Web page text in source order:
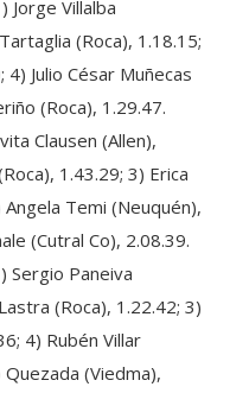
(Roca), 1.18.15;
Julio César Muñecas
(Roca), 1.29.47.
Clausen (Allen),
1.43.29; 3) Erica
Temi (Neuquén),
(Cutral Co), 2.08.39.
Sergio Paneiva
(Roca), 1.22.42; 3)
4) Rubén Villar
(Viedma),